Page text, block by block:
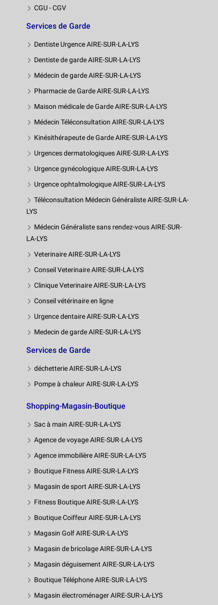
CGU - CGV
Services de Garde
Dentiste Urgence AIRE-SUR-LA-LYS
Dentiste de garde AIRE-SUR-LA-LYS
Médecin de garde AIRE-SUR-LA-LYS
Pharmacie de Garde AIRE-SUR-LA-LYS
Maison médicale de Garde AIRE-SUR-LA-LYS
Médecin Téléconsultation AIRE-SUR-LA-LYS
Kinésithérapeute de Garde AIRE-SUR-LA-LYS
Urgences dermatologiques AIRE-SUR-LA-LYS
Urgence gynécologique AIRE-SUR-LA-LYS
Urgence ophtalmologique AIRE-SUR-LA-LYS
Téléconsultation Médecin Généraliste AIRE-SUR-LA-
LYS
Médecin Généraliste sans rendez-vous AIRE-SUR-
LA-LYS
Veterinaire AIRE-SUR-LA-LYS
Conseil Veterinaire AIRE-SUR-LA-LYS
Clinique Veterinaire AIRE-SUR-LA-LYS
Conseil vétérinaire en ligne
Urgence dentaire AIRE-SUR-LA-LYS
Medecin de garde AIRE-SUR-LA-LYS
Services de Garde
déchetterie AIRE-SUR-LA-LYS
Pompe à chaleur AIRE-SUR-LA-LYS
Shopping-Magasin-Boutique
Sac à main AIRE-SUR-LA-LYS
Agence de voyage AIRE-SUR-LA-LYS
Agence immobilière AIRE-SUR-LA-LYS
Boutique Fitness AIRE-SUR-LA-LYS
Magasin de sport AIRE-SUR-LA-LYS
Fitness Boutique AIRE-SUR-LA-LYS
Boutique Coiffeur AIRE-SUR-LA-LYS
Magasin Golf AIRE-SUR-LA-LYS
Magasin de bricolage AIRE-SUR-LA-LYS
Magasin déguisement AIRE-SUR-LA-LYS
Boutique Téléphone AIRE-SUR-LA-LYS
Magasin électroménager AIRE-SUR-LA-LYS